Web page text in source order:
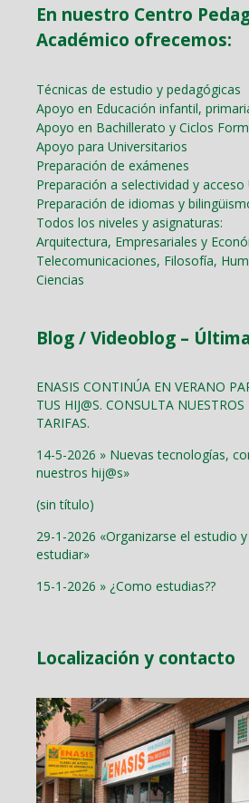
En nuestro Centro
Académico ofrecemos:
Técnicas de estudio y pedagógicas
Apoyo en Educación infantil,
Apoyo en Bachillerato y Ciclos
Apoyo para Universitarios
Preparación de exámenes
Preparación a selectividad y acceso
Preparación de idiomas y
Todos los niveles y asignaturas:
Arquitectura, Empresariales y
Telecomunicaciones, Filosofía,
Ciencias
Blog / Videoblog –
ENASIS CONTINÚA EN VERANO
TUS HIJ@S. CONSULTA
TARIFAS.
14-5-2026 » Nuevas tecnologías,
nuestros hij@s»
(sin título)
29-1-2026 «Organizarse el estudio
estudiar»
15-1-2026 » ¿Como estudias??
Localización y contacto